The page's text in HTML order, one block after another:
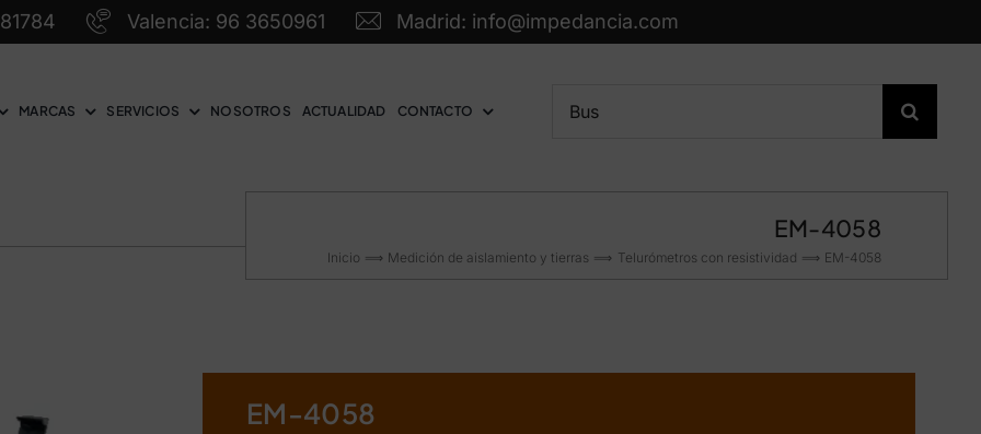
Valencia: 96 3650961 Madrid: info@impedancia.com
MARCAS SERVICIOS NOSOTROS ACTUALIDAD CONTACTO
EM-4058
Inicio Medición de aislamiento y tierras Telurómetros con resistividad EM-4058
EM-4058